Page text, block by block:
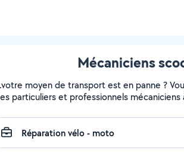
Mécaniciens
moyen de transport est en panne ?
particuliers et professionnels